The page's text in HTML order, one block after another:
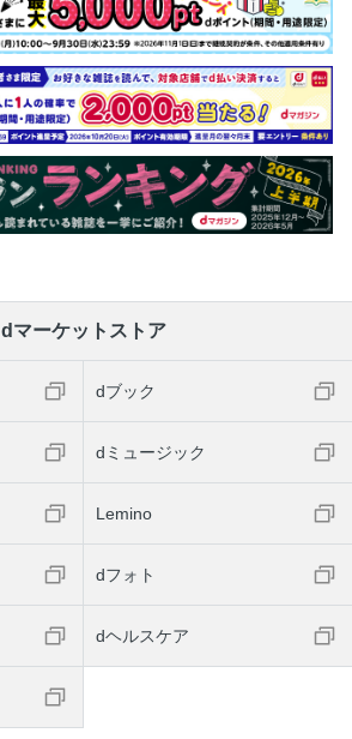
dマーケットストア
dブック
dミュージック
Lemino
dフォト
dヘルスケア